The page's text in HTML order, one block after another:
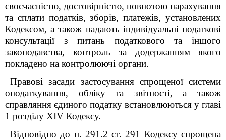
своєчасністю, достовірністю, повнотою нарахування
та сплати податків, зборів, платежів, установлених
Кодексом, а також надають індивідуальні податкові
консультації з питань податкового та іншого
законодавства, контроль за додержанням якого
покладено на контролюючі органи.
Правові засади застосування спрощеної системи
оподаткування, обліку та звітності, а також
справляння єдиного податку встановлюються у главі
1 розділу XIV Кодексу.
Відповідно до п. 291.2 ст. 291 Кодексу спрощена